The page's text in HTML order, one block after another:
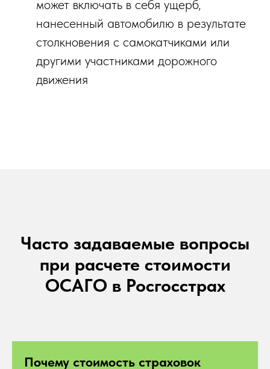
может включать в себя ущерб,
нанесенный автомобилю в результате
столкновения с самокатчиками или
другими участниками дорожного
движения
Часто задаваемые вопросы
при расчете стоимости
ОСАГО в Росгосстрах
Почему стоимость страховок